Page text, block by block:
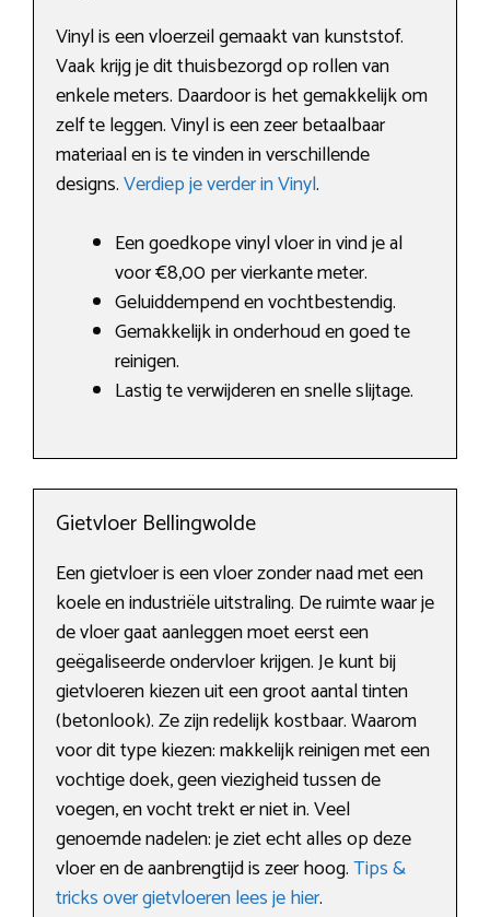
Vinyl is een vloerzeil gemaakt van kunststof.
Vaak krijg je dit thuisbezorgd op rollen van
enkele meters. Daardoor is het gemakkelijk om
zelf te leggen. Vinyl is een zeer betaalbaar
materiaal en is te vinden in verschillende
designs.Verdiep je verder in Vinyl.
Een goedkope vinyl vloer in vind je al
voor €8,00 per vierkante meter.
Geluiddempend en vochtbestendig.
Gemakkelijk in onderhoud en goed te
reinigen.
Lastig te verwijderen en snelle slijtage.
Gietvloer Bellingwolde
Een gietvloer is een vloer zonder naad met een
koele en industriële uitstraling. De ruimte waar je
de vloer gaat aanleggen moet eerst een
geëgaliseerde ondervloer krijgen. Je kunt bij
gietvloeren kiezen uit een groot aantal tinten
(betonlook). Ze zijn redelijk kostbaar. Waarom
voor dit type kiezen: makkelijk reinigen met een
vochtige doek, geen viezigheid tussen de
voegen, en vocht trekt er niet in. Veel
genoemde nadelen: je ziet echt alles op deze
vloer en de aanbrengtijd is zeer hoog.Tips &
tricks over gietvloeren lees je hier.